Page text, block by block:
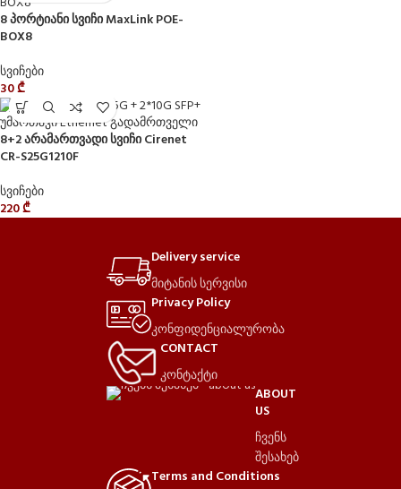
8 პორტიანი სვიჩი MaxLink POE-
BOX8
სვიჩები
30₾
8+2 არამართვადი სვიჩი Cirenet
CR-S25G1210F
სვიჩები
220₾
Delivery service
მიტანის სერვისი
Privacy Policy
კონფიდენციალურობა
CONTACT
კონტაქტი
ABOUT
US
ჩვენს
შესახებ
Terms and Conditions